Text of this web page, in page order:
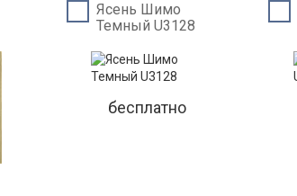
Ясень Шимо
Темный U3128
бесплатно